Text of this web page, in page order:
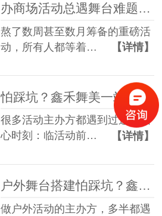
办商场活动总遇舞台难题？鑫禾舞美一站式帮你解决
熬了数周甚至数月筹备的重磅活
动，所有人都等着…
【详情】
怕踩坑？鑫禾舞美一站式租赁搭建帮你省一半心
很多活动主办方都遇到过这些糟
心时刻：临活动前…
【详情】
户外舞台搭建怕踩坑？鑫禾舞美给你稳稳的保障
做户外活动的主办方，多半都遇